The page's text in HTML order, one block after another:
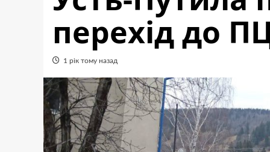
перехід до
1 рік тому назад